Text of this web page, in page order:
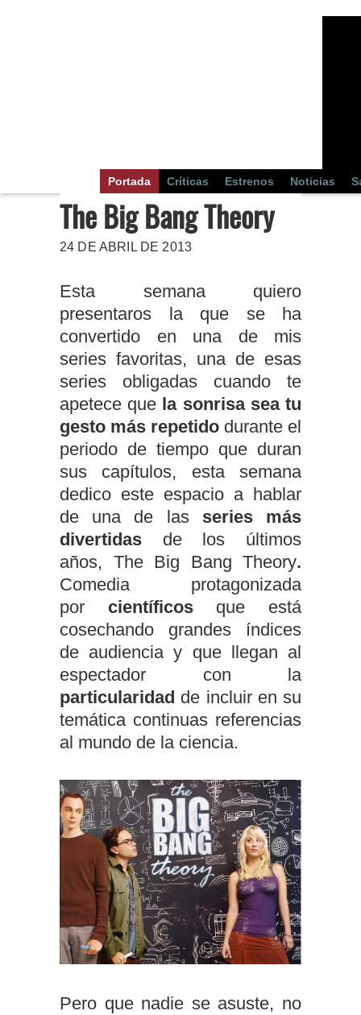
Portada Críticas Estrenos Noticias
The Big Bang Theory
24 DE ABRIL DE 2013
Esta semana quiero
presentaros la que se ha
convertido en una de mis
series favoritas, una de esas
series obligadas cuando te
apetece que la sonrisa sea tu
gesto más repetido durante el
periodo de tiempo que duran
sus capítulos, esta semana
dedico este espacio a hablar
de una de las series más
divertidas de los últimos
años, The Big Bang Theory.
Comedia protagonizada
por científicos que está
cosechando grandes índices
de audiencia y que llegan al
espectador con la
particularidad de incluir en su
temática continuas referencias
al mundo de la ciencia.
Pero que nadie se asuste, no